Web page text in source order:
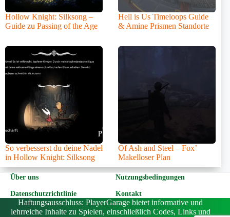
Hollow Knight: Silksong –
Guide zu Passing of the Age
Hell is Us Timeloops Guide
& Amine Prismen Standorte
So verbesserst du deine Nadel
in Hollow Knight: Silksong
Of Ash and Steel – Fox’
Makelloser Plan
Über uns
Nutzungsbedingungen
Datenschutzrichtlinie
Kontakt
Haftungsausschluss: PlayerGarage bietet informative und
lehrreiche Inhalte zu Spielen, einschließlich Codes, Links und